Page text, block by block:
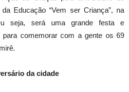
Educação “Vem ser Criança”, na
seja, será uma grande festa e
para comemorar com a gente os 69
da cidade